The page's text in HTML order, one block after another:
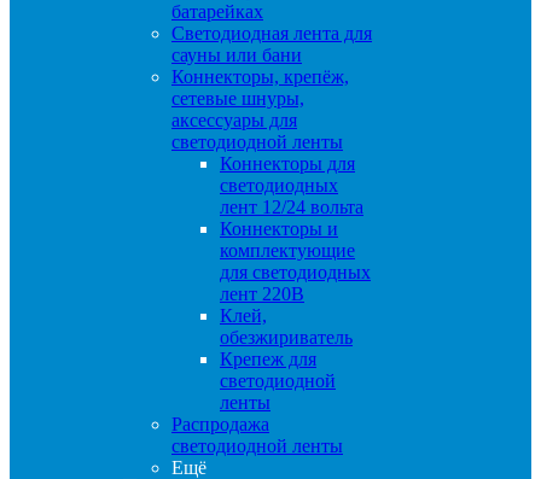
батарейках
Светодиодная лента для
сауны или бани
Коннекторы, крепёж,
сетевые шнуры,
аксессуары для
светодиодной ленты
Коннекторы для
светодиодных
лент 12/24 вольта
Коннекторы и
комплектующие
для светодиодных
лент 220В
Клей,
обезжириватель
Крепеж для
светодиодной
ленты
Распродажа
светодиодной ленты
Ещё